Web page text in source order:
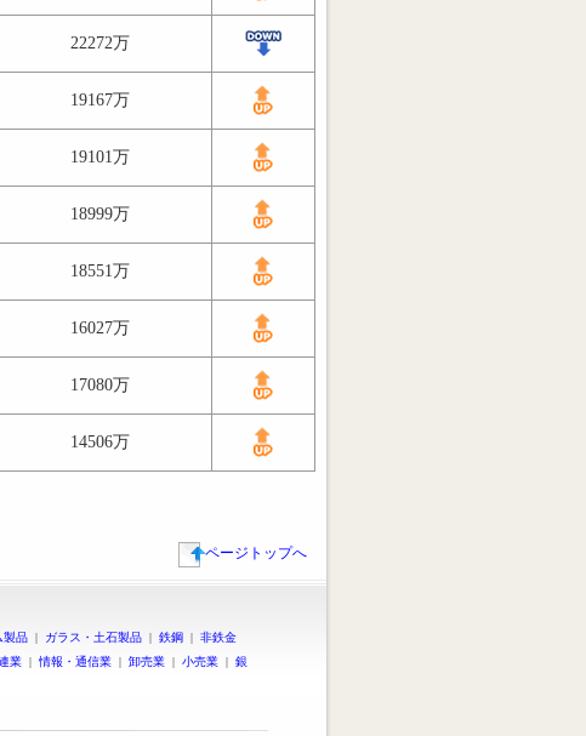
22272万
19167万
19101万
18999万
18551万
16027万
17080万
14506万
ページトップへ
製品 | ガラス・土石製品 | 鉄鋼 | 非鉄金
業 | 情報・通信業 | 卸売業 | 小売業 | 銀